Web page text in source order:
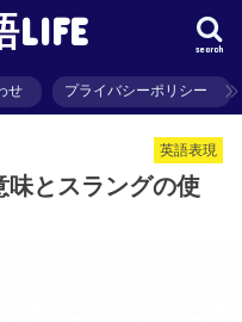
search
せ プライバシーポリシー
英語表現
味とスラングの使